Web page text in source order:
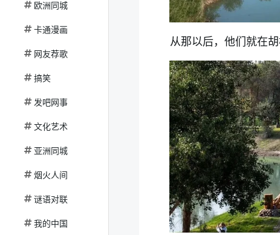
欧洲同城
卡通漫画
网友荐歌
搞笑
发吧网事
文化艺术
亚洲同城
烟火人间
谜语对联
我的中国
从那以后，他们就在